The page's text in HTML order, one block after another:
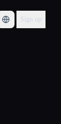
Sign up